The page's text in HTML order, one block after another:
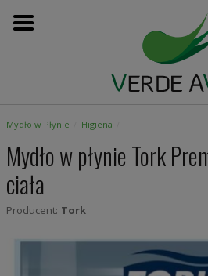
Przejdź
do
Mydło w Płynie Higiena
Mydło w płynie Tork
ciała
Producent: Tork
Skip